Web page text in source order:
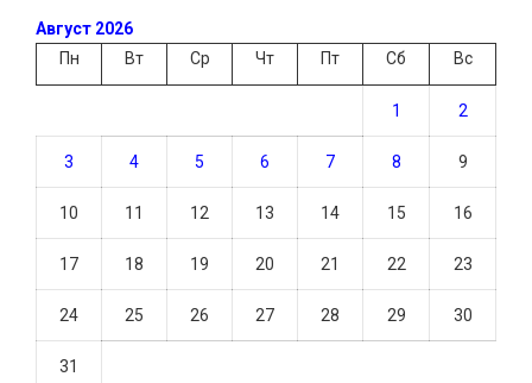
Август 2026
Пн
Вт Ср Чт Пт Сб Вс
1 2
3 4 5 6 7 8 9
10 11 12 13 14 15 16
17 18 19 20 21 22 23
24 25 26 27 28 29 30
31